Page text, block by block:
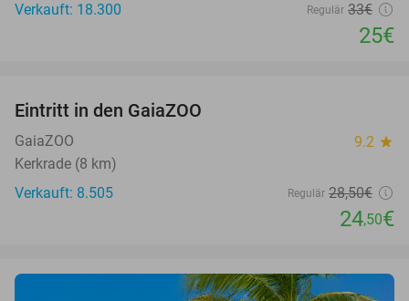
Verkauft: 18.300
Regulär 33€
25€
Eintritt in den GaiaZOO
GaiaZOO 9.2 star
Kerkrade (8 km)
Verkauft: 8.505
Regulär 28,50€
24,50€